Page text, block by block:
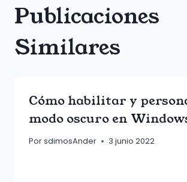
Publicaciones
Similares
Cómo habilitar y
modo oscuro en
PorsdimosAnder 3 junio 2022